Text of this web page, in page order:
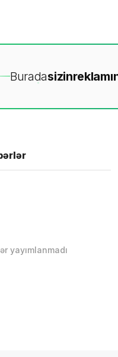
Buradasizin
yayımlanmadı